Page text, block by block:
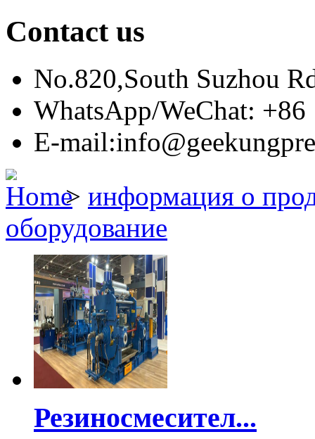
Contact us
No.820,South Suzhou
WhatsApp/WeChat:
E-
> информация о
оборудование
Резиносмесител...